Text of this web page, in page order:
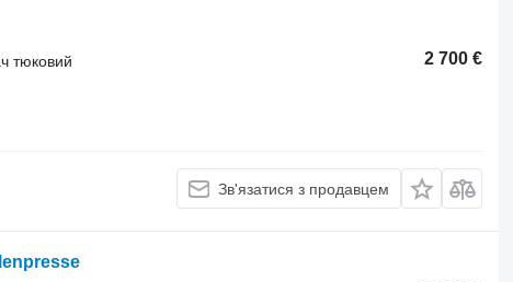
2 700 €
тюковий
Зв'язатися з продавцем